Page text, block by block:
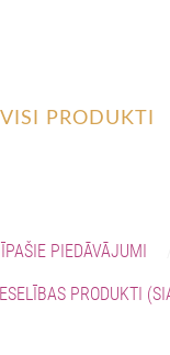
VISI PRODUKTI
ĪPAŠIE PIEDĀVĀJUMI
PRODUKTI